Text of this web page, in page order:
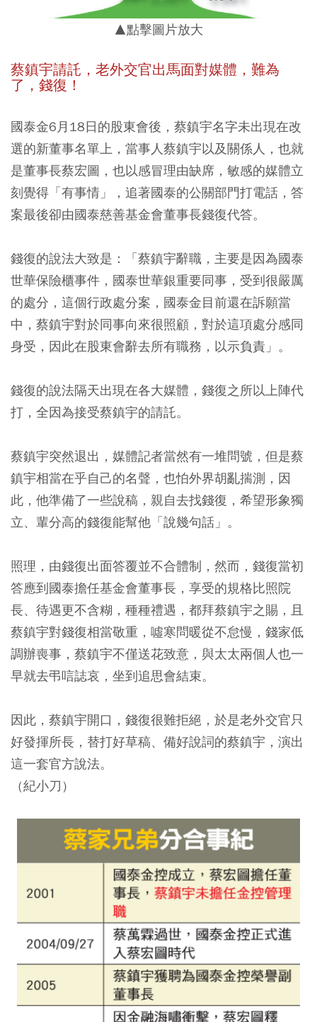
▲點擊圖片放大
蔡鎮宇請託，老外交官出馬面對媒體，難為
了，錢復！
國泰金6月18日的股東會後，蔡鎮宇名字未出現在改
選的新董事名單上，當事人蔡鎮宇以及關係人，也就
是董事長蔡宏圖，也以感冒理由缺席，敏感的媒體立
刻覺得「有事情」，追著國泰的公關部門打電話，答
案最後卻由國泰慈善基金會董事長錢復代答。
錢復的說法大致是：「蔡鎮宇辭職，主要是因為國泰
世華保險櫃事件，國泰世華銀重要同事，受到很嚴厲
的處分，這個行政處分案，國泰金目前還在訴願當
中，蔡鎮宇對於同事向來很照顧，對於這項處分感同
身受，因此在股東會辭去所有職務，以示負責」。
錢復的說法隔天出現在各大媒體，錢復之所以上陣代
打，全因為接受蔡鎮宇的請託。
蔡鎮宇突然退出，媒體記者當然有一堆問號，但是蔡
鎮宇相當在乎自己的名聲，也怕外界胡亂揣測，因
此，他準備了一些說稿，親自去找錢復，希望形象獨
立、輩分高的錢復能幫他「說幾句話」。
照理，由錢復出面答覆並不合體制，然而，錢復當初
答應到國泰擔任基金會董事長，享受的規格比照院
長、待遇更不含糊，種種禮遇，都拜蔡鎮宇之賜，且
蔡鎮宇對錢復相當敬重，噓寒問暖從不怠慢，錢家低
調辦喪事，蔡鎮宇不僅送花致意，與太太兩個人也一
早就去弔唁誌哀，坐到追思會結束。
因此，蔡鎮宇開口，錢復很難拒絕，於是老外交官只
好發揮所長，替打好草稿、備好說詞的蔡鎮宇，演出
這一套官方說法。
（紀小刀）